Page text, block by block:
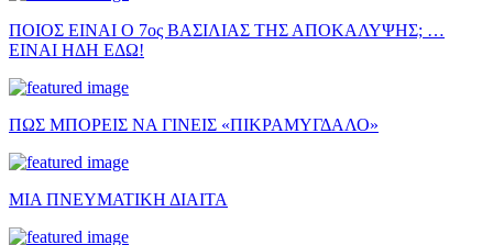
ΠΟΙΟΣ ΕΙΝΑΙ Ο 7ος ΒΑΣΙΛΙΑΣ ΤΗΣ ΑΠΟΚΑΛΥΨΗΣ; …
ΕΙΝΑΙ ΗΔΗ ΕΔΩ!
ΠΩΣ ΜΠΟΡΕΙΣ ΝΑ ΓΙΝΕΙΣ «ΠΙΚΡΑΜΥΓΔΑΛΟ»
ΜΙΑ ΠΝΕΥΜΑΤΙΚΗ ΔΙΑΙΤΑ